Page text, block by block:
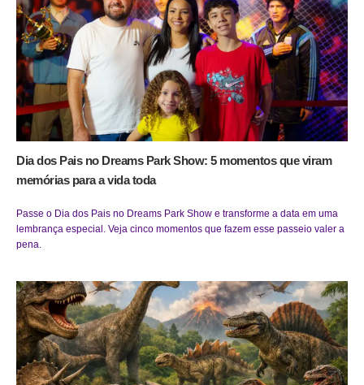
Dia dos Pais no Dreams Park Show: 5 momentos que viram
memórias para a vida toda
Passe o Dia dos Pais no Dreams Park Show e transforme a data em uma
lembrança especial. Veja cinco momentos que fazem esse passeio valer a
pena.